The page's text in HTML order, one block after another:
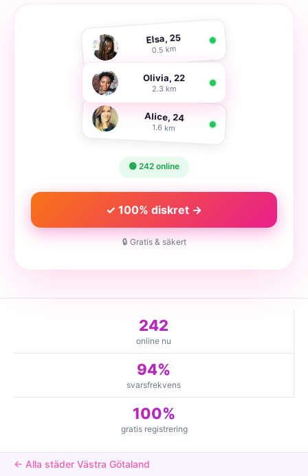
Elsa, 25
0.5 km
Olivia, 22
2.3 km
Alice, 24
1.6 km
🟢 242 online
✓ 100% diskret →
🔒 Gratis & säkert
242
online nu
94%
svarsfrekvens
100%
gratis registrering
← Alla städer Västra Götaland